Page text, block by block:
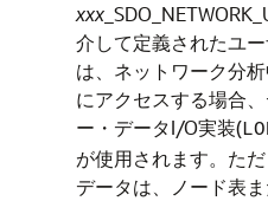
xxx
介して定義されたユ
は、ネットワーク分
にアクセスする場合
ー・データI/O実装(
が使用されます。た
データは、ノード表